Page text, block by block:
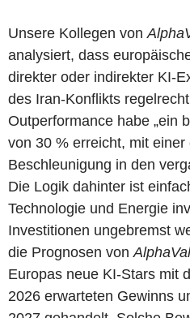
Unsere Kollegen von
analysiert, dass
direkter oder indirekter KI-
des Iran-Konflikts
Outperformance habe „ein
von 30 % erreicht, mit einer
Beschleunigung in den
Die Logik dahinter ist
Technologie und Energie
Investitionen ungebremst
die Prognosen von
Europas neue KI-Stars mit
2026 erwarteten Gewinns